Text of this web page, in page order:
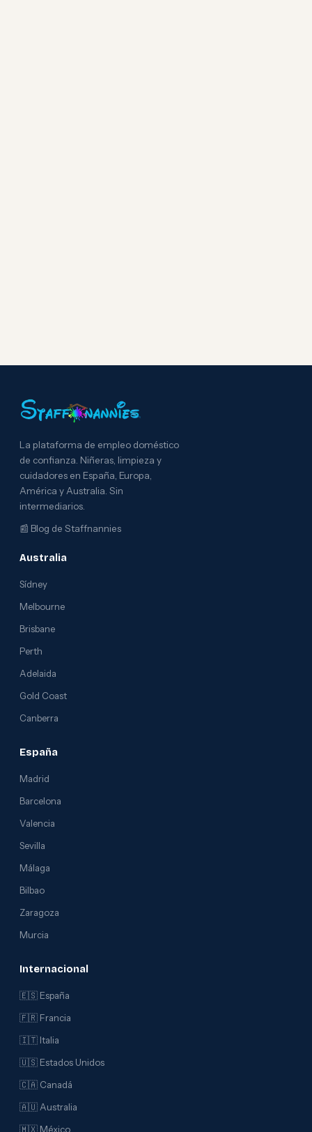
La plataforma de empleo doméstico
de confianza. Niñeras, limpieza y
cuidadores en España, Europa,
América y Australia. Sin
intermediarios.
📰 Blog de Staffnannies
Australia
Sídney
Melbourne
Brisbane
Perth
Adelaida
Gold Coast
Canberra
España
Madrid
Barcelona
Valencia
Sevilla
Málaga
Bilbao
Zaragoza
Murcia
Internacional
🇪🇸 España
🇫🇷 Francia
🇮🇹 Italia
🇺🇸 Estados Unidos
🇨🇦 Canadá
🇦🇺 Australia
🇲🇽 México